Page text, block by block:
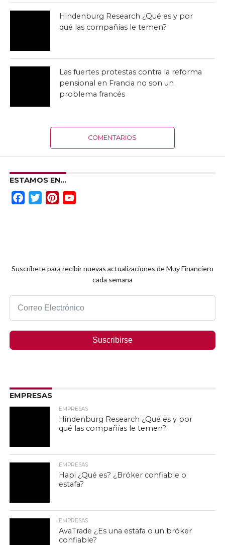
Hindenburg Research ¿Qué es y por
qué las compañías le temen?
Las fuertes protestas contra la reforma
pensional en Francia no son un
problema francés
COMENTARIOS
ESTAMOS EN…
FacebookTwitterPinterest
Suscríbete para recibir nuevas actualizaciones de Muy Financiero
cada semana
Suscribirse
EMPRESAS
EMPRESAS
Hindenburg Research ¿Qué es y por
qué las compañías le temen?
EMPRESAS
Hapi ¿Qué es? ¿Bróker confiable o
estafa?
EMPRESAS
AvaTrade ¿Es una estafa o un bróker
confiable?